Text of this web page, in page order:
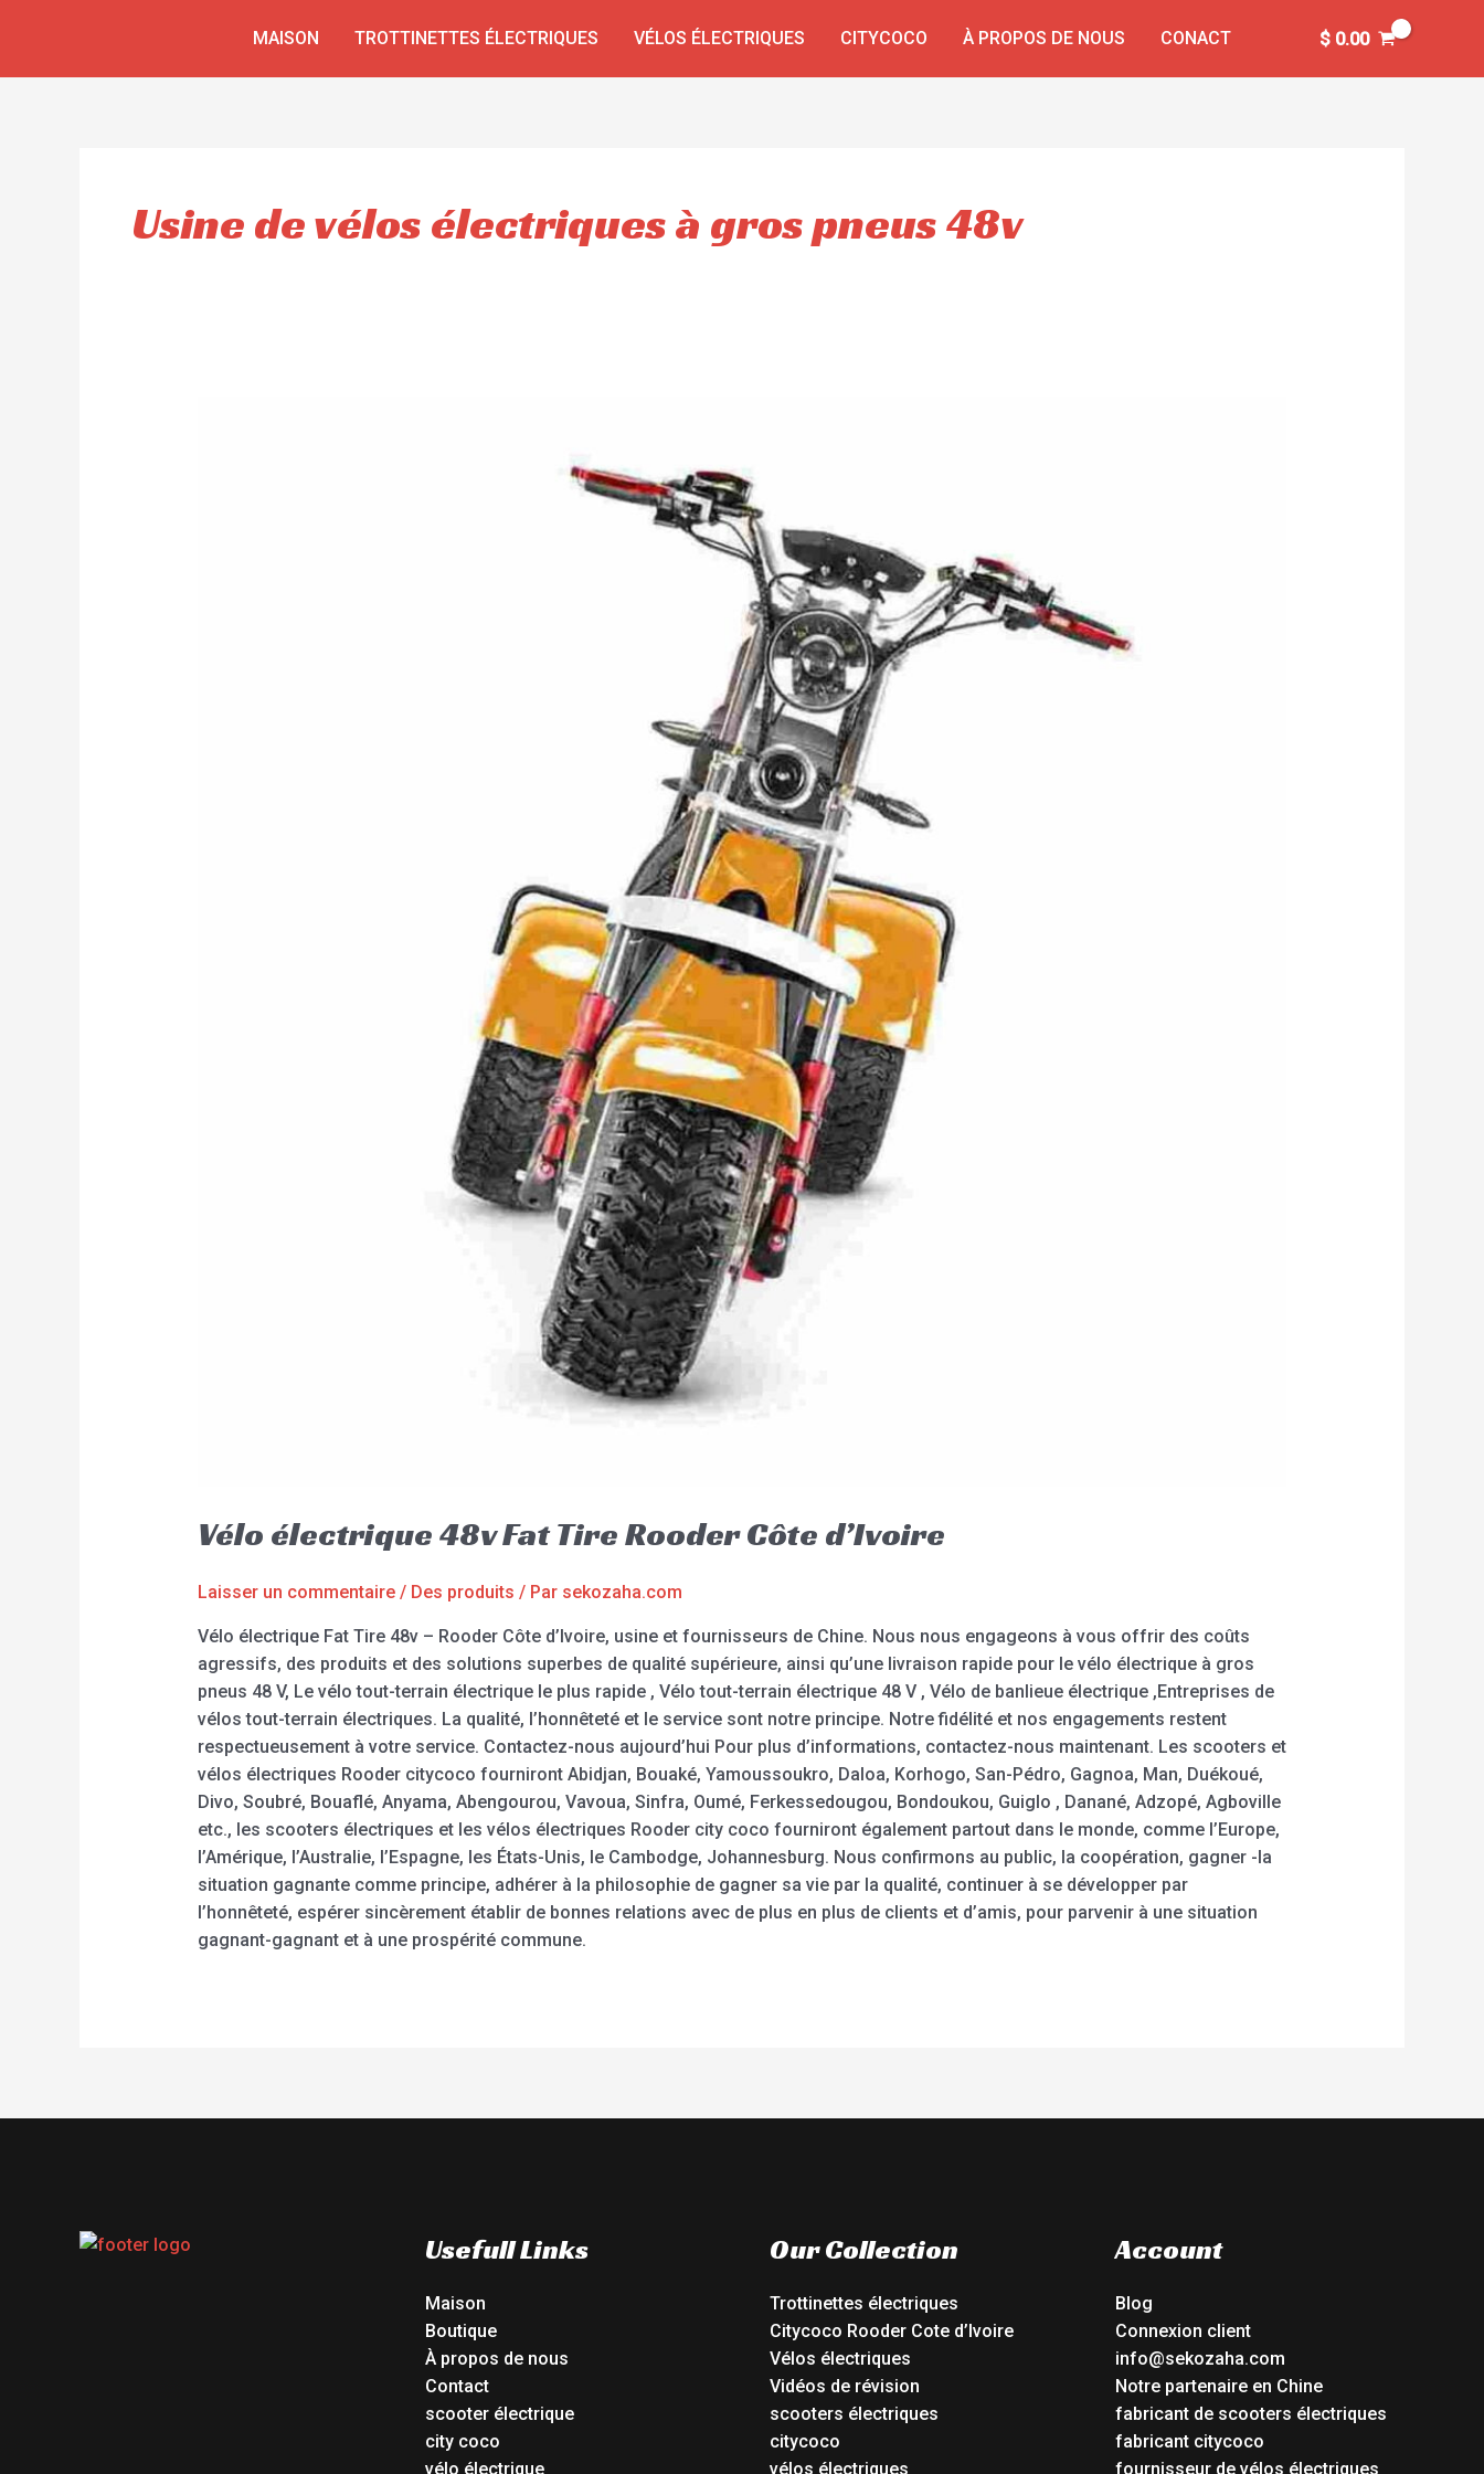
MAISON TROTTINETTES ÉLECTRIQUES VÉLOS ÉLECTRIQUES CITYCOCO À PROPOS DE NOUS CONACT $0.00
Usine de vélos électriques à gros pneus 48v
Vélo électrique 48v Fat Tire Rooder Côte d’Ivoire
Laisser un commentaire / Des produits / Par sekozaha.com
Vélo électrique Fat Tire 48v – Rooder Côte d’Ivoire, usine et fournisseurs de Chine. Nous nous engageons à vous offrir des coûts
agressifs, des produits et des solutions superbes de qualité supérieure, ainsi qu’une livraison rapide pour le vélo électrique à gros
pneus 48 V, Le vélo tout-terrain électrique le plus rapide , Vélo tout-terrain électrique 48 V , Vélo de banlieue électrique ,Entreprises de
vélos tout-terrain électriques. La qualité, l’honnêteté et le service sont notre principe. Notre fidélité et nos engagements restent
respectueusement à votre service. Contactez-nous aujourd’hui Pour plus d’informations, contactez-nous maintenant. Les scooters et
vélos électriques Rooder citycoco fourniront Abidjan, Bouaké, Yamoussoukro, Daloa, Korhogo, San-Pédro, Gagnoa, Man, Duékoué,
Divo, Soubré, Bouaflé, Anyama, Abengourou, Vavoua, Sinfra, Oumé, Ferkessedougou, Bondoukou, Guiglo , Danané, Adzopé, Agboville
etc., les scooters électriques et les vélos électriques Rooder city coco fourniront également partout dans le monde, comme l’Europe,
l’Amérique, l’Australie, l’Espagne, les États-Unis, le Cambodge, Johannesburg. Nous confirmons au public, la coopération, gagner -la
situation gagnante comme principe, adhérer à la philosophie de gagner sa vie par la qualité, continuer à se développer par
l’honnêteté, espérer sincèrement établir de bonnes relations avec de plus en plus de clients et d’amis, pour parvenir à une situation
gagnant-gagnant et à une prospérité commune.
Usefull Links
Maison
Boutique
À propos de nous
Contact
scooter électrique
city coco
vélo électrique
Our Collection
Trottinettes électriques
Citycoco Rooder Cote d’Ivoire
Vélos électriques
Vidéos de révision
scooters électriques
citycoco
vélos électriques
Account
Blog
Connexion client
info@sekozaha.com
Notre partenaire en Chine
fabricant de scooters électriques
fabricant citycoco
fournisseur de vélos électriques